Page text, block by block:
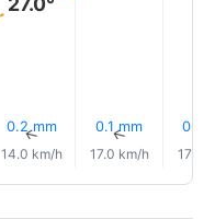
0.2 mm
↑
14.0 km/h
0.1 mm
↑
17.0 km/h
0.8
17.0